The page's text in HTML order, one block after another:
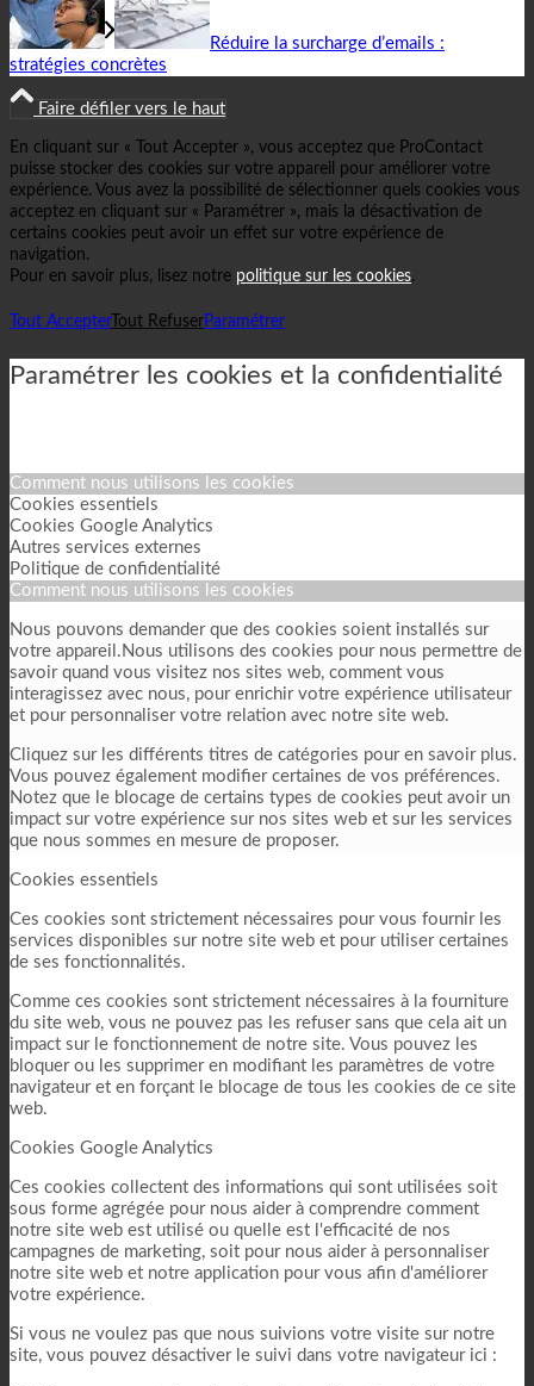
Réduire la surcharge d’emails :
stratégies concrètes
Faire défiler vers le haut
En cliquant sur « Tout Accepter », vous acceptez que ProContact
puisse stocker des cookies sur votre appareil pour améliorer votre
expérience. Vous avez la possibilité de sélectionner quels cookies vous
acceptez en cliquant sur « Paramétrer », mais la désactivation de
certains cookies peut avoir un effet sur votre expérience de
navigation.
Pour en savoir plus, lisez notre politique sur les cookies.
Tout AccepterTout RefuserParamétrer
Paramétrer les cookies et la confidentialité
Comment nous utilisons les cookies
Cookies essentiels
Cookies Google Analytics
Autres services externes
Politique de confidentialité
Comment nous utilisons les cookies
Nous pouvons demander que des cookies soient installés sur
votre appareil.Nous utilisons des cookies pour nous permettre de
savoir quand vous visitez nos sites web, comment vous
interagissez avec nous, pour enrichir votre expérience utilisateur
et pour personnaliser votre relation avec notre site web.
Cliquez sur les différents titres de catégories pour en savoir plus.
Vous pouvez également modifier certaines de vos préférences.
Notez que le blocage de certains types de cookies peut avoir un
impact sur votre expérience sur nos sites web et sur les services
que nous sommes en mesure de proposer.
Cookies essentiels
Ces cookies sont strictement nécessaires pour vous fournir les
services disponibles sur notre site web et pour utiliser certaines
de ses fonctionnalités.
Comme ces cookies sont strictement nécessaires à la fourniture
du site web, vous ne pouvez pas les refuser sans que cela ait un
impact sur le fonctionnement de notre site. Vous pouvez les
bloquer ou les supprimer en modifiant les paramètres de votre
navigateur et en forçant le blocage de tous les cookies de ce site
web.
Cookies Google Analytics
Ces cookies collectent des informations qui sont utilisées soit
sous forme agrégée pour nous aider à comprendre comment
notre site web est utilisé ou quelle est l'efficacité de nos
campagnes de marketing, soit pour nous aider à personnaliser
notre site web et notre application pour vous afin d'améliorer
votre expérience.
Si vous ne voulez pas que nous suivions votre visite sur notre
site, vous pouvez désactiver le suivi dans votre navigateur ici :